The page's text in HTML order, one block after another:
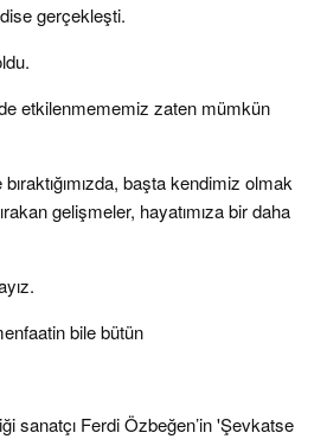
gerçekleşti.
etkilenmememiz zaten mümkün
başta kendimiz olmak
gelişmeler, hayatımıza bir daha
bile bütün
sanatçı Ferdi Özbeğen’in 'Şevkatse